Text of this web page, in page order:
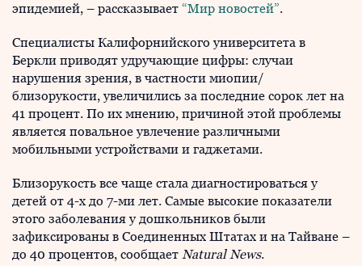
эпидемией, – рассказывает “Мир новостей”.
Специалисты Калифорнийского университета в
Беркли приводят удручающие цифры: случаи
нарушения зрения, в частности миопии/
близорукости, увеличились за последние сорок лет на
41 процент. По их мнению, причиной этой проблемы
является повальное увлечение различными
мобильными устройствами и гаджетами.
Близорукость все чаще стала диагностироваться у
детей от 4-х до 7-ми лет. Самые высокие показатели
этого заболевания у дошкольников были
зафиксированы в Соединенных Штатах и на Тайване –
до 40 процентов, сообщает Natural News.